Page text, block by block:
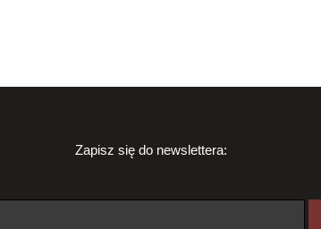
Zapisz się do newslettera: